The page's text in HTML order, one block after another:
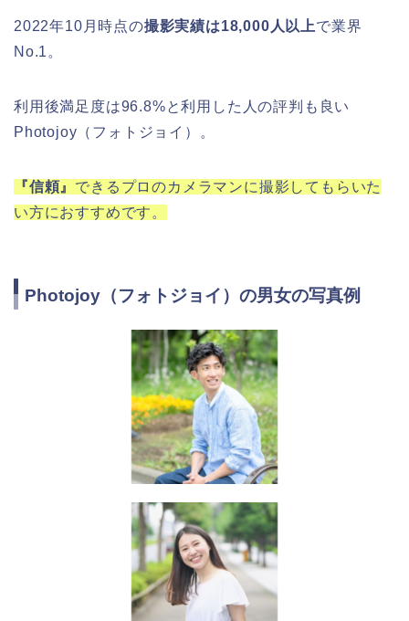
2022年10月時点の撮影実績は18,000人以上で業界
No.1。
利用後満足度は96.8%と利用した人の評判も良い
Photojoy（フォトジョイ）。
『信頼』 できるプロのカメラマンに撮影してもらいた
い方におすすめです。
Photojoy（フォトジョイ）の男女の写真例